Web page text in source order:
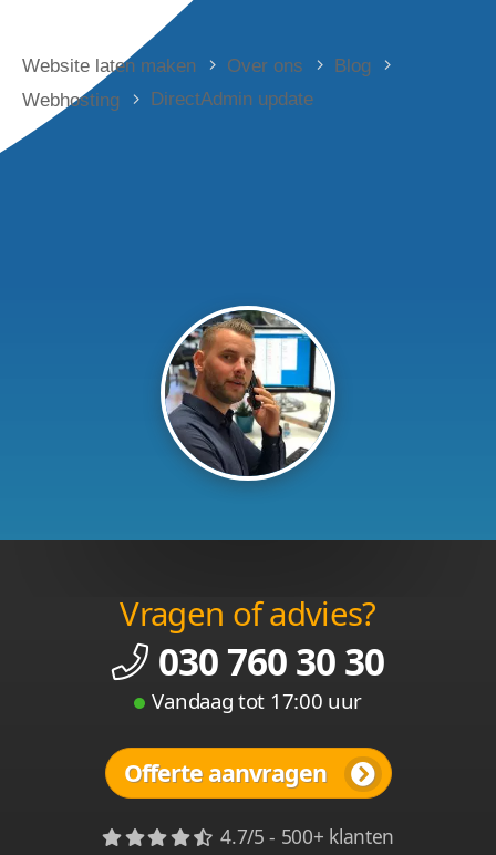
Website laten maken Over ons
Blog
Webhosting
DirectAdmin update
Vragen of advies?
030 760 30 30
Vandaag tot 17:00 uur
Offerte aanvragen
4.7/5 - 500+ klanten